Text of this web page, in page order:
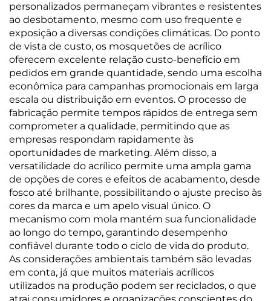
personalizados permaneçam vibrantes e resistentes
ao desbotamento, mesmo com uso frequente e
exposição a diversas condições climáticas. Do ponto
de vista de custo, os mosquetões de acrílico
oferecem excelente relação custo-benefício em
pedidos em grande quantidade, sendo uma escolha
econômica para campanhas promocionais em larga
escala ou distribuição em eventos. O processo de
fabricação permite tempos rápidos de entrega sem
comprometer a qualidade, permitindo que as
empresas respondam rapidamente às
oportunidades de marketing. Além disso, a
versatilidade do acrílico permite uma ampla gama
de opções de cores e efeitos de acabamento, desde
fosco até brilhante, possibilitando o ajuste preciso às
cores da marca e um apelo visual único. O
mecanismo com mola mantém sua funcionalidade
ao longo do tempo, garantindo desempenho
confiável durante todo o ciclo de vida do produto.
As considerações ambientais também são levadas
em conta, já que muitos materiais acrílicos
utilizados na produção podem ser reciclados, o que